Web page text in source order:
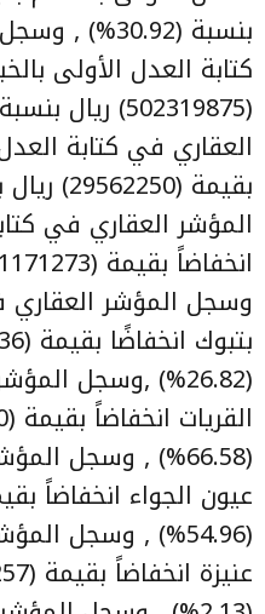
بنسبة
كتابة العدل الأولى
العقاري في كتابة
المؤشر العقاري في
وسجل المؤشر العقاري
(26.82%) ,وسجل
(66.58%) , وسجل
(54.96%) , وسجل